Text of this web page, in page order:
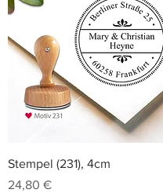
Stempel (231), 4cm
Preis
24,80 €